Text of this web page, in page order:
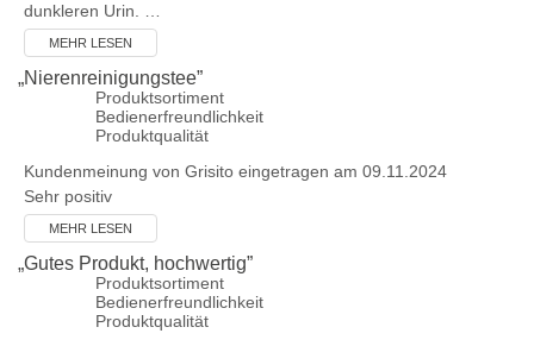
dunkleren Urin. …
MEHR LESEN
„Nierenreinigungstee”
Produktsortiment
Bedienerfreundlichkeit
Produktqualität
Kundenmeinung von Grisito eingetragen am 09.11.2024
Sehr positiv
MEHR LESEN
„Gutes Produkt, hochwertig”
Produktsortiment
Bedienerfreundlichkeit
Produktqualität